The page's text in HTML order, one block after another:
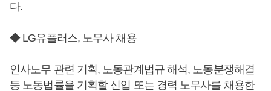
다.
◆ LG유플러스, 노무사 채용
인사노무 관련 기획, 노동관계법규 해석, 노동분쟁해결
등 노동법률을 기획할 신입 또는 경력 노무사를 채용한